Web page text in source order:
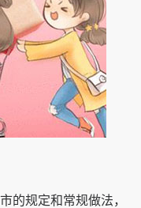
的规定和常规做法，